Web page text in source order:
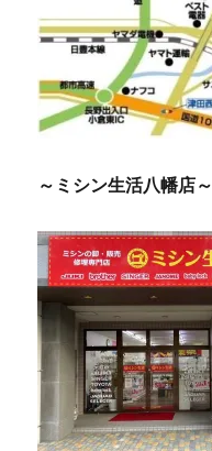
～ミシン生活八幡店～